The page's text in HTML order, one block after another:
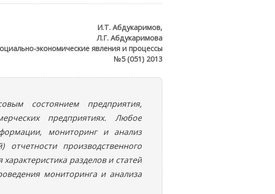
И.Т. Абдукаримов,
Л.Г. Абдукаримова
экономические явления и процессы
№5 (051) 2013
состоянием предприятия,
предприятиях. Любое
мониторинг и анализ
производственного
разделов и статей
мониторинга и анализа